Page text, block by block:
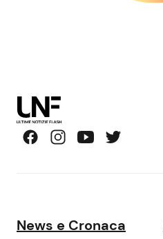
News e Cronaca